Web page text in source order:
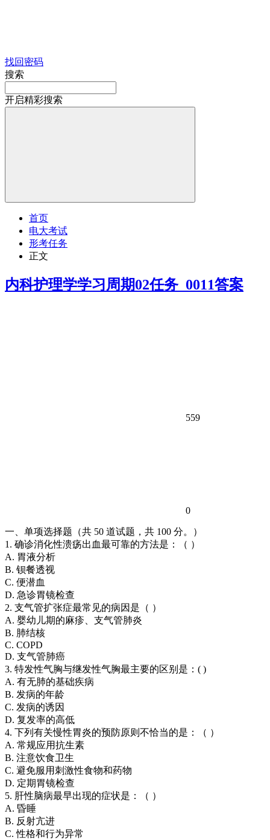
找回密码
搜索
开启精彩搜索
首页
电大考试
形考任务
正文
内科护理学学习周期02任务_0011答案
559
0
一、单项选择题（共 50 道试题，共 100 分。）
1. 确诊消化性溃疡出血最可靠的方法是：（ ）
A. 胃液分析
B. 钡餐透视
C. 便潜血
D. 急诊胃镜检查
2. 支气管扩张症最常见的病因是（ ）
A. 婴幼儿期的麻疹、支气管肺炎
B. 肺结核
C. COPD
D. 支气管肺癌
3. 特发性气胸与继发性气胸最主要的区别是：( )
A. 有无肺的基础疾病
B. 发病的年龄
C. 发病的诱因
D. 复发率的高低
4. 下列有关慢性胃炎的预防原则不恰当的是：（ ）
A. 常规应用抗生素
B. 注意饮食卫生
C. 避免服用刺激性食物和药物
D. 定期胃镜检查
5. 肝性脑病最早出现的症状是：（ ）
A. 昏睡
B. 反射亢进
C. 性格和行为异常